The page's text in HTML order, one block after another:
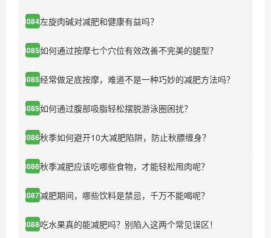
30842左旋肉碱对减肥和健康有益吗？
30850如何通过按摩七个穴位有效改善不完美的腿型？
30852经常做足底按摩，难道不是一种巧妙的减肥方法吗？
30856如何通过腹部吸脂轻松摆脱游泳圈困扰？
30864秋季如何避开10大减肥陷阱，防止秋膘缠身？
30869秋季减肥应该吃哪些食物，才能轻松甩肉呢？
30877减肥期间，哪些饮料是禁忌，千万不能喝呢？
30884吃水果真的能减肥吗？别陷入这两个常见误区！